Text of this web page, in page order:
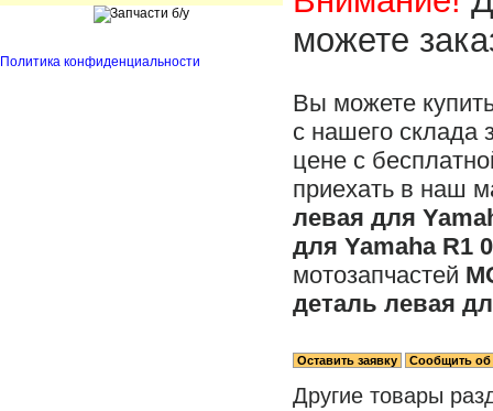
можете
Вы можете
с нашего склада
цене с
приехать в наш
левая для
для Yamaha R1
мотозапчастей
деталь левая
Другие товары
Политика конфиденциальности